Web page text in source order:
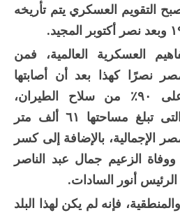
التقويم العسكري يتم تأريخه
العسكرية العالمية، فمن
نصرًا كهذا بعد أن أصابتها
نكسة ١٩٦٧، وأتت على ٩٠٪ من سلاح الطيران،
والاستيلاء على سيناء التى تبلغ مساحتها ٦١ ألف متر
الإجمالية، بالإضافة إلى كسر
الزعيم جمال عبد الناصر
أنور السادات.
فإنه لم يكن لهذا البلد